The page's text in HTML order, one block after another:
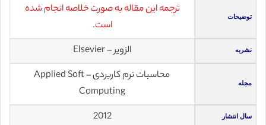
توضیحات
ترجمه این مقاله به صورت خلاصه انجام شده
است.
نشریه الزویر – Elsevier
مجله
محاسبات نرم کاربردی – Applied Soft
Computing
سال انتشار 2012